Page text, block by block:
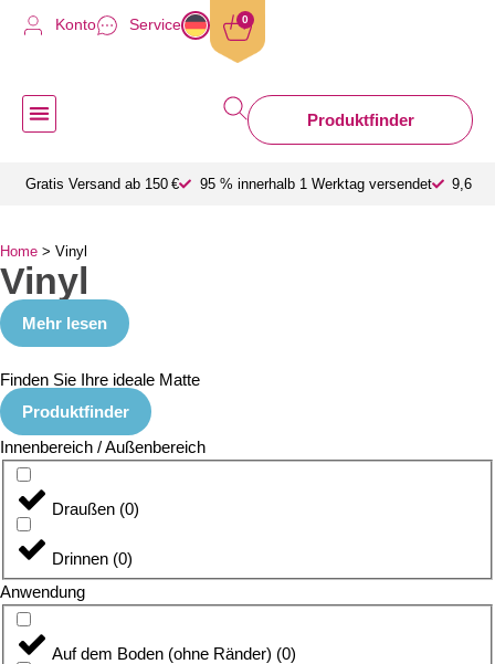
Konto Service 0
Produktfinder
Gratis Versand ab 150 € 95 % innerhalb 1 Werktag versendet 9,6
Home > Vinyl
Vinyl
Mehr lesen
Finden Sie Ihre ideale Matte
Produktfinder
Innenbereich / Außenbereich
Draußen (0)
Drinnen (0)
Anwendung
Auf dem Boden (ohne Ränder) (0)